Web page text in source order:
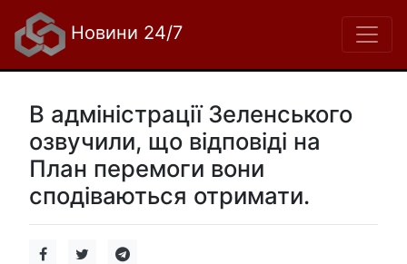
Новини 24/7
В адміністрації Зеленського
озвучили, що відповіді на
План перемоги вони
сподіваються отримати.